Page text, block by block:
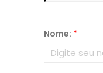
Nome: *